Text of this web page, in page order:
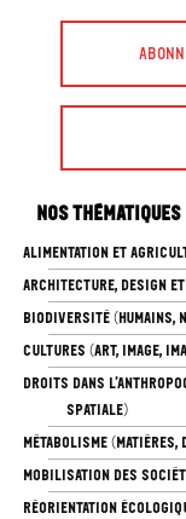
Nos thématiques
ALIMENTATION ET
ARCHITECTURE, DESIGN
BIODIVERSITÉ (HUMAINS,
CULTURES (ART, IMAGE,
DROITS DANS
SPATIALE)
MÉTABOLISME (MATIÈRES,
MOBILISATION DES
RÉORIENTATION